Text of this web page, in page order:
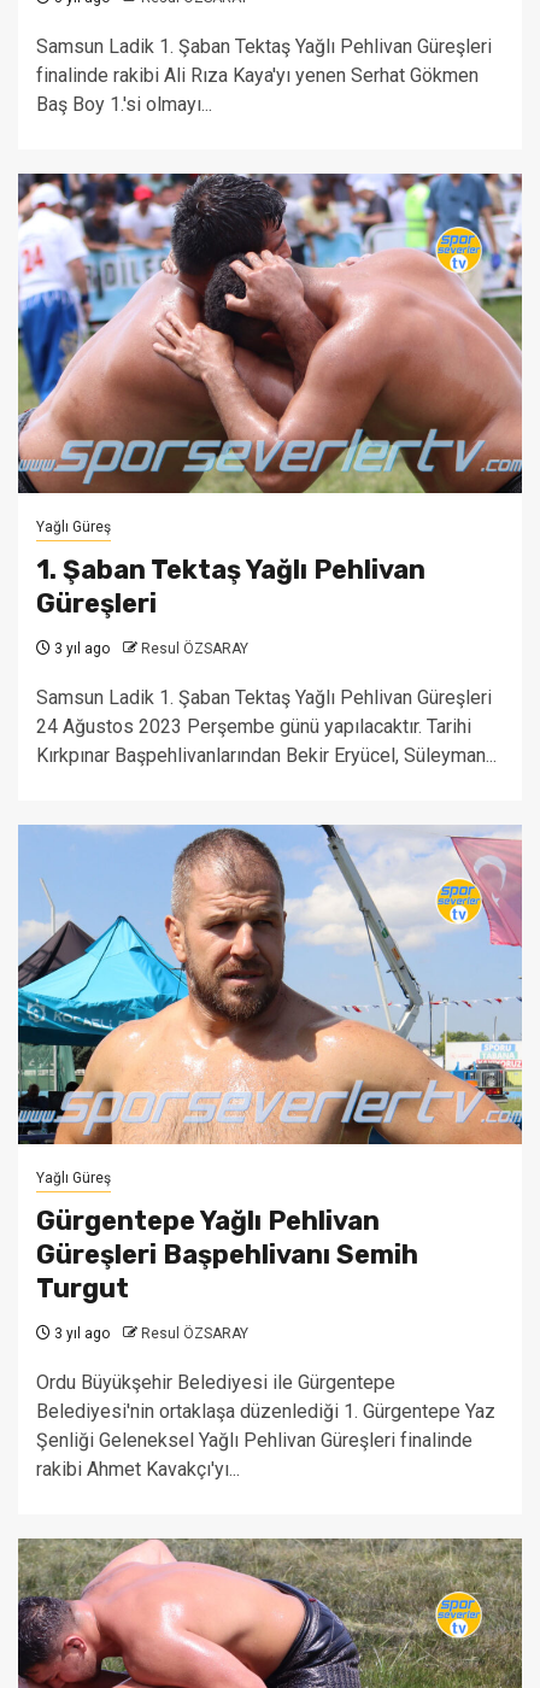
Samsun Ladik 1. Şaban Tektaş Yağlı Pehlivan Güreşleri
finalinde rakibi Ali Rıza Kaya'yı yenen Serhat Gökmen
Baş Boy 1.'si olmayı...
Yağlı Güreş
1. Şaban Tektaş Yağlı Pehlivan
Güreşleri
3 yıl ago Resul ÖZSARAY
Samsun Ladik 1. Şaban Tektaş Yağlı Pehlivan Güreşleri
24 Ağustos 2023 Perşembe günü yapılacaktır. Tarihi
Kırkpınar Başpehlivanlarından Bekir Eryücel, Süleyman...
Yağlı Güreş
Gürgentepe Yağlı Pehlivan
Güreşleri Başpehlivanı Semih
Turgut
3 yıl ago Resul ÖZSARAY
Ordu Büyükşehir Belediyesi ile Gürgentepe
Belediyesi'nin ortaklaşa düzenlediği 1. Gürgentepe Yaz
Şenliği Geleneksel Yağlı Pehlivan Güreşleri finalinde
rakibi Ahmet Kavakçı'yı...